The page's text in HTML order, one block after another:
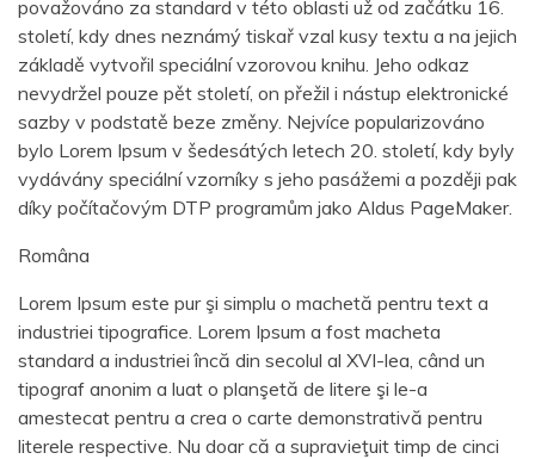
považováno za standard v této oblasti už od začátku 16.
století, kdy dnes neznámý tiskař vzal kusy textu a na jejich
základě vytvořil speciální vzorovou knihu. Jeho odkaz
nevydržel pouze pět století, on přežil i nástup elektronické
sazby v podstatě beze změny. Nejvíce popularizováno
bylo Lorem Ipsum v šedesátých letech 20. století, kdy byly
vydávány speciální vzorníky s jeho pasážemi a později pak
díky počítačovým DTP programům jako Aldus PageMaker.
Româna
Lorem Ipsum este pur şi simplu o machetă pentru text a
industriei tipografice. Lorem Ipsum a fost macheta
standard a industriei încă din secolul al XVI-lea, când un
tipograf anonim a luat o planşetă de litere şi le-a
amestecat pentru a crea o carte demonstrativă pentru
literele respective. Nu doar că a supravieţuit timp de cinci